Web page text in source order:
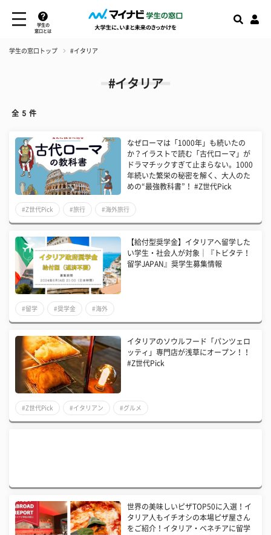
学生の
窓口とは
学生の窓口トップ #イタリア
#イタリア
全 5 件
なぜローマは「1000年」も続いたの
か？イラストで読む「古代ローマ」が
ドラマチックすぎて止まらない。1000
年続いた繁栄の秘密を解く、大人のた
めの“最強教科書”！ #Z世代Pick
#Z世代Pick #旅行 #海外旅行
【給付型奨学金】イタリアへ留学した
い学生・社会人が対象｜『トビタテ！
留学JAPAN』奨学生募集情報
#留学 #奨学金 #海外
イタリアのソウルフード「パンツェロ
ッティ」専門店が浅草にオープン！！
#Z世代Pick
#Z世代Pick #イタリアン #グルメ
世界の美味しいピザTOP50に入選！イ
タリア人もイチオシの本場ピザ屋さん
をご紹介！イタリア・ベネチアに留学